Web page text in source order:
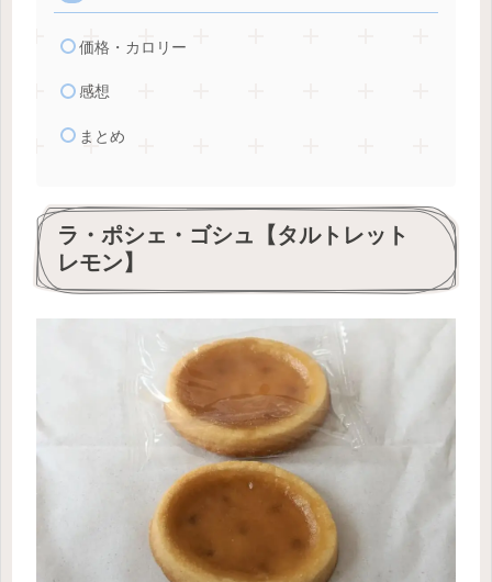
価格・カロリー
感想
まとめ
ラ・ポシェ・ゴシュ【タルトレット
レモン】